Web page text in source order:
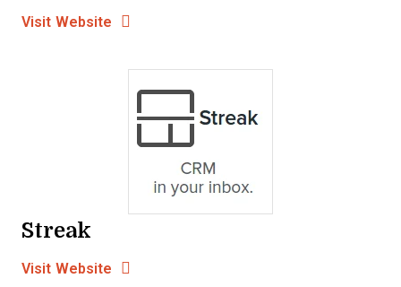
Visit Website Opens New Window
Streak
Visit Website Opens New Window